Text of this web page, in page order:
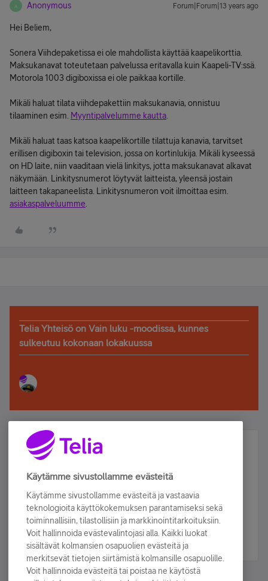
A Anonymous Forum|Forum|13 years ago
Hei Beliem,
Sonera Viihdepaketissa ei ole mahdollista käyttää kaapelikorttia.
Maksukanavat toteutetaan palvelussa eritavalla kuin Kaapeli-TV:ssä.
Motorola 1003 digiboxissa ei ole paikkaa kortille.
Mikäli haluat tilata viihdepakettiin maksukanavia, onnistuu
tilaaminen esim. Myyntipalvelumme kautta
Mikäli haluat taas katsoa kaapelikortille tilattuja kanavia, tarvitset
erillisen digiboxin tai television, jossa on kortinlukija. Mikäli kyseessä
on HD laite, niin vaaditaan vielä linkitys, jotta maksukanavat alkavat
näkymään. Linkitysnumerot löytyvät laitteista, yleensä jostain
laitteen takapaneelista. Linkitysnumeron voit ilmoittaa esim.
asiakaspalveluumme
Telia Yhteisö on Vain luku -moodissa, kunnes
sulkeutuu kokonaan lokakuussa
Älä jää paitsi – osallistu ja voita!
Tilaa Telian uutiskirje ja olet mukana arvonnassa.
sähköpostiisi.
Tilaa nyt
Käytämme sivustollamme evästeitä
Käytämme sivustollamme evästeitä ja vastaavia
teknologioita käyttökokemuksen parantamiseksi sekä
toiminnallisiin, tilastollisiin ja markkinointitarkoituksiin.
Voit hallinnoida evästevalintojasi alla. Kaikki luokat
sisältävät kolmansien osapuolien evästeitä ja
merkitsevät tietojen siirtämistä kolmansille osapuolille.
Voit hallinnoida evästeitä tai poistaa ne käytöstä